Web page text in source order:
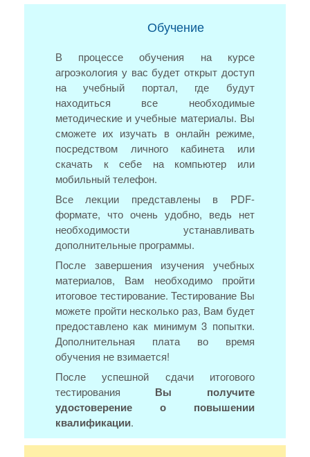
Обучение
В процессе обучения на курсе
агроэкология у вас будет открыт доступ
на учебный портал, где будут
находиться все необходимые
методические и учебные материалы. Вы
сможете их изучать в онлайн режиме,
посредством личного кабинета или
скачать к себе на компьютер или
мобильный телефон.
Все лекции представлены в PDF-
формате, что очень удобно, ведь нет
необходимости устанавливать
дополнительные программы.
После завершения изучения учебных
материалов, Вам необходимо пройти
итоговое тестирование. Тестирование Вы
можете пройти несколько раз, Вам будет
предоставлено как минимум 3 попытки.
Дополнительная плата во время
обучения не взимается!
После успешной сдачи итогового
тестирования Вы получите
удостоверение о повышении
квалификации.